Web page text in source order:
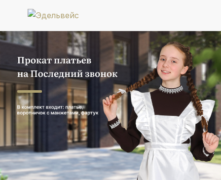
Прокат платьев
на Последний звонок
В комплект входит: платье, воротничок
с манжетами, фартук
Подробнее